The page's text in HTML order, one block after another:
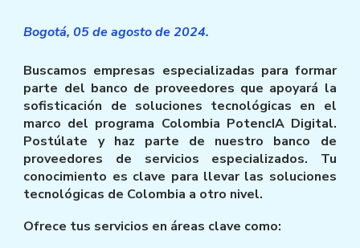
Bogotá, 05de agosto de 2024.
Buscamos empresas especializadas para formar
parte del banco de proveedores que apoyará la
sofisticación de soluciones tecnológicas en el
marco del programa Colombia PotencIA Digital.
Postúlate y haz parte de nuestro banco de
proveedores de servicios especializados. Tu
conocimiento es clave para llevar las soluciones
tecnológicas de Colombia a otro nivel.
Ofrece tus servicios en áreas clave como: